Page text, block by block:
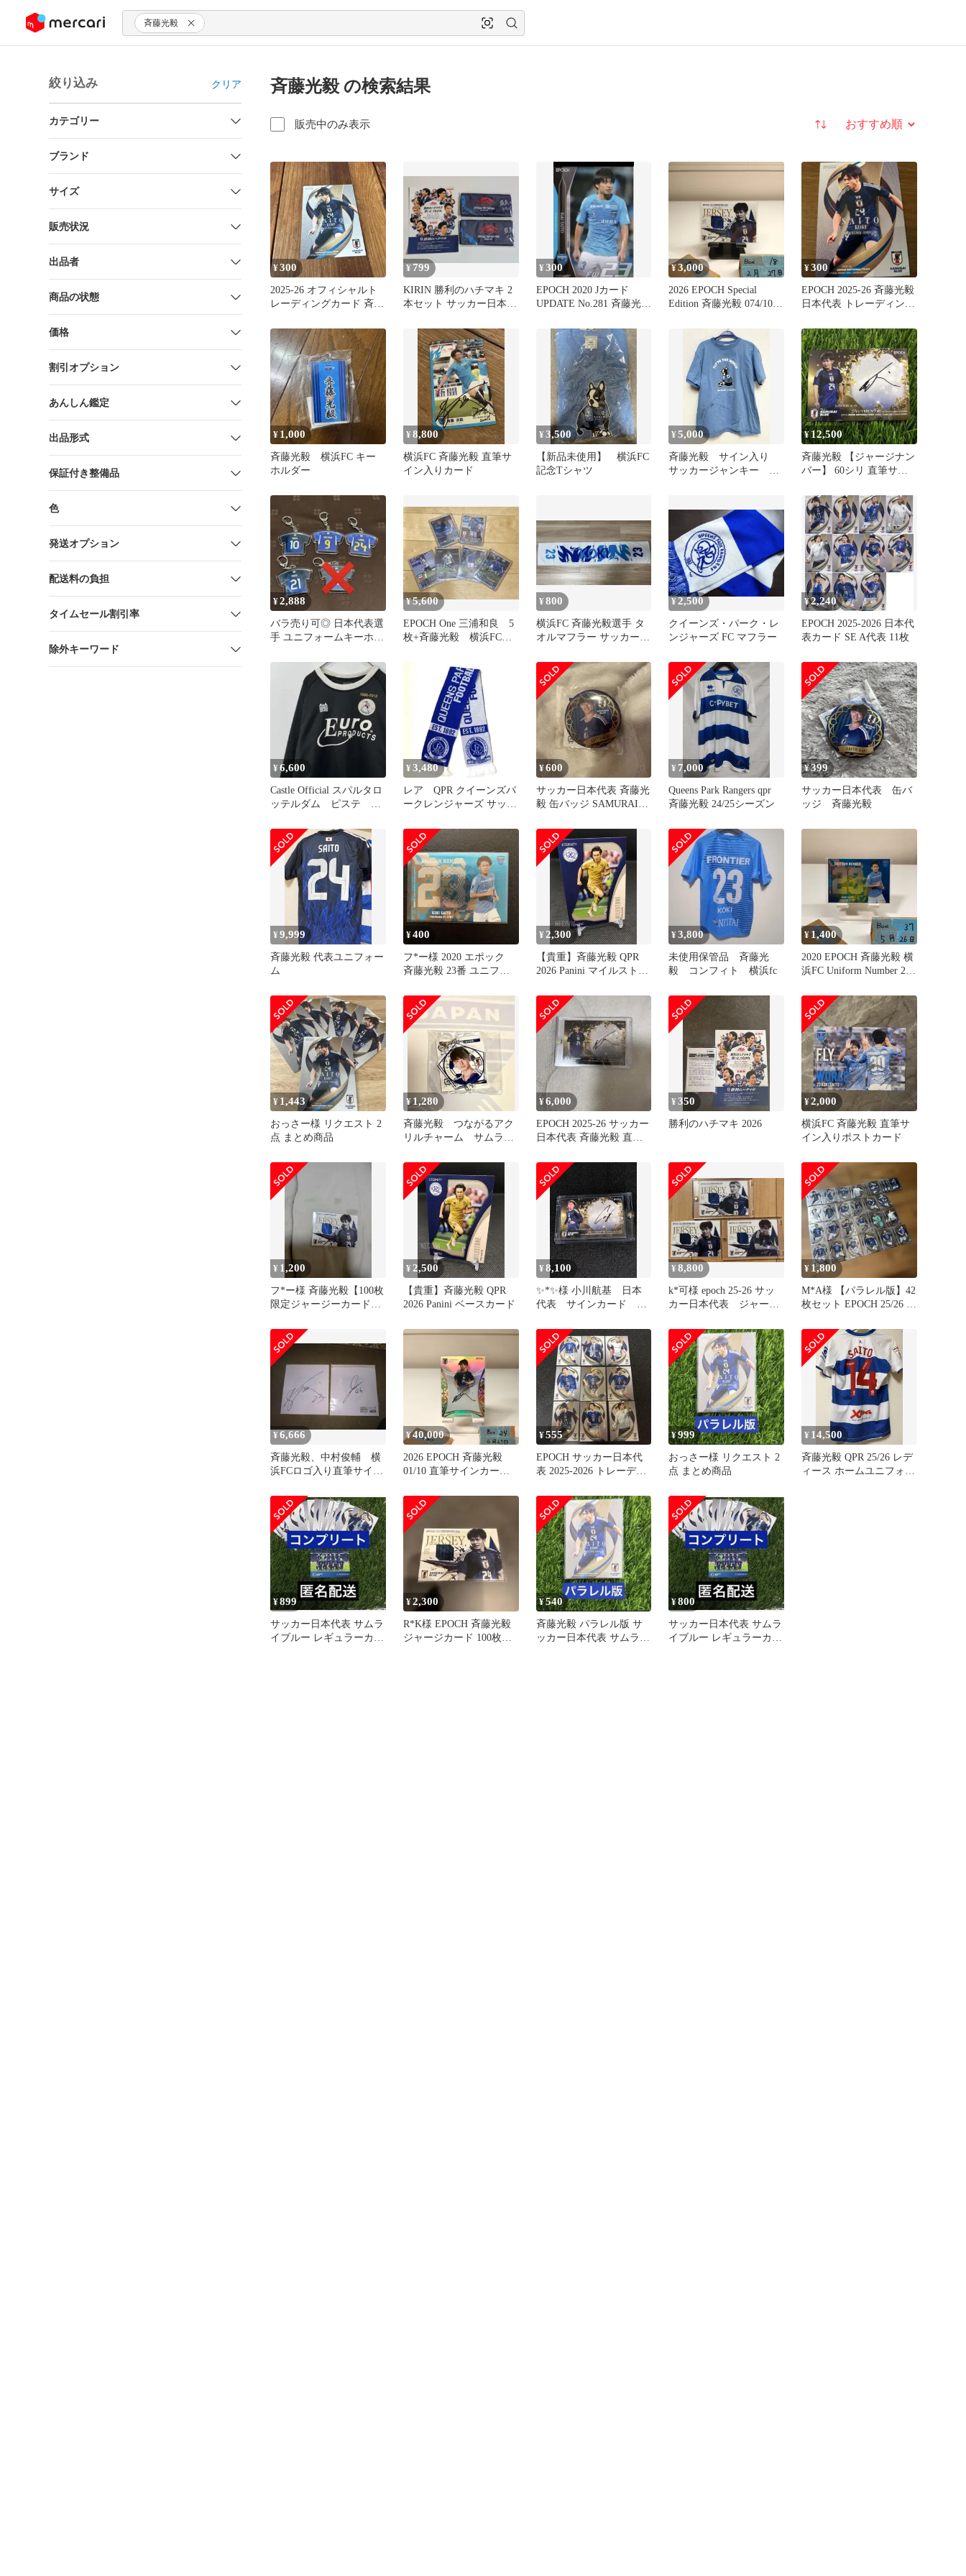
ツにスキップ 斉藤光毅
絞り込み クリア
カテゴリー
ブランド
サイズ
販売状況
出品者
商品の状態
価格
割引オプション
あんしん鑑定
出品形式
保証付き整備品
色
発送オプション
配送料の負担
タイムセール割引率
除外キーワード
斉藤光毅 の検索結果
販売中のみ表示 並び替え
¥300
2025-26 オフィシャルト
レーディングカード 斉藤
¥ 799
KIRIN 勝利のハチマキ 2
本セット サッカー日本代
¥300
EPOCH 2020 Jカード
UPDATE No.281 斉藤光
¥3,000
2026 EPOCH Special
Edition 斉藤光毅 074/100
Samurai Blue Game ジャー
¥300
EPOCH 2025-26 斉藤光毅
日本代表 トレーディング
¥ 1,000
斉藤光毅 横浜FC キー
ホルダー
¥8,800
横浜FC 斉藤光毅 直筆サ
イン入りカード
¥3,500
【新品未使用】 横浜FC
記念Tシャツ
¥5,000
斉藤光毅 サイン入り
サッカージャンキー T
¥12,500
斉藤光毅 【ジャージナン
バー】 60シリ 直筆サイ
¥2,888
バラ売り可◎ 日本代表選
手 ユニフォームキーホル
¥5,600
EPOCH One 三浦和良 5
枚+斉藤光毅 横浜FC
¥800
横浜FC 斉藤光毅選手 タ
オルマフラー サッカー J
¥ 2,500
クイーンズ・パーク・レ
ンジャーズ FC マフラー
¥2,240
EPOCH 2025-2026 日本代
表カード SE A代表 11枚
¥6,600
Castle Official スパルタロ
ッテルダム ピステ ユ
¥3,480
レア QPR クイーンズパ
ークレンジャーズ サッカ
¥600
サッカー日本代表 斉藤光
毅 缶バッジ SAMURAI
¥ 7,000
Queens Park Rangers qpr
斉藤光毅 24/25シーズン
¥399
サッカー日本代表 缶バ
ッジ 斉藤光毅
¥9,999
斉藤光毅 代表ユニフォー
ム
¥400
フ*ー様 2020 エポック
斉藤光毅 23番 ユニフォ
¥ 2,300
【貴重】斉藤光毅 QPR
2026 Panini マイルストー
¥3,800
未使用保管品 斉藤光
毅 コンフィト 横浜fc
¥1,400
2020 EPOCH 斉藤光毅 横
浜FC Uniform Number 23
¥ 1,443
おっさー様 リクエスト 2
点 まとめ商品
¥ 1,280
斉藤光毅 つながるアク
リルチャーム サムライ
表
¥6,000
EPOCH 2025-26 サッカー
日本代表 斉藤光毅 直筆
¥350
勝利のハチマキ 2026
¥2,000
横浜FC 斉藤光毅 直筆サ
イン入りポストカード
¥ 1,200
フ*ー様 斉藤光毅【100枚
限定ジャージーカード】
¥ 2,500
【貴重】斉藤光毅 QPR
2026 Panini ベースカード
¥8,100
✨*✨様 小川航基 日本
代表 サインカード
¥8,800
k*可様 epoch 25-26 サッ
カー日本代表 ジャー
¥ 1,800
M*A様 【パラレル版】42
枚セット EPOCH 25/26 サ
¥6,666
斉藤光毅、中村俊輔 横
浜FCロゴ入り直筆サイン
¥40,000
2026 EPOCH 斉藤光毅
01/10 直筆サインカード
Samurai Blue Special
Edition ファーストナンバ
ー First Number カード
金箔 縦型 インサート
¥555
EPOCH サッカー日本代
表 2025-2026 トレーディ
¥999
おっさー様 リクエスト 2
点 まとめ商品
¥ 14,500
斉藤光毅 QPR 25/26 レデ
ィース ホームユニフォー
¥899
サッカー日本代表 サムラ
イブルー レギュラーカー
¥2,300
R*K様 EPOCH 斉藤光毅
ジャージカード 100枚限
¥540
斉藤光毅 パラレル版 サ
ッカー日本代表 サムライ
¥800
サッカー日本代表 サムラ
イブルー レギュラーカー